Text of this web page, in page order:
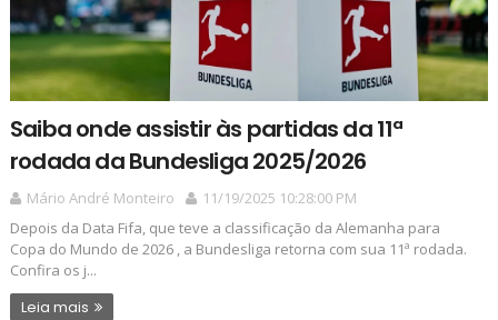
Saiba onde assistir às partidas da 11ª
rodada da Bundesliga 2025/2026
Mário André Monteiro
11/19/2025 10:28:00 PM
Depois da Data Fifa, que teve a classificação da Alemanha para
Copa do Mundo de 2026 , a Bundesliga retorna com sua 11ª rodada.
Confira os j...
Leia mais